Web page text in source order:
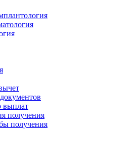
выплат
получения
получения